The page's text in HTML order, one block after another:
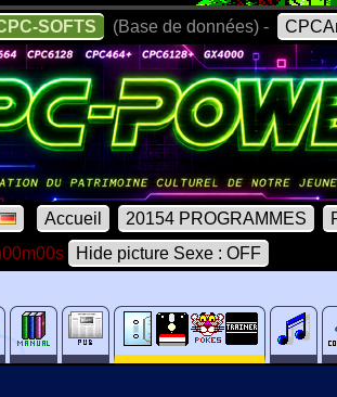
SOFTS (Base de données) -
Accueil 20154 PROGRAMMES
Hide picture Sexe : OFF